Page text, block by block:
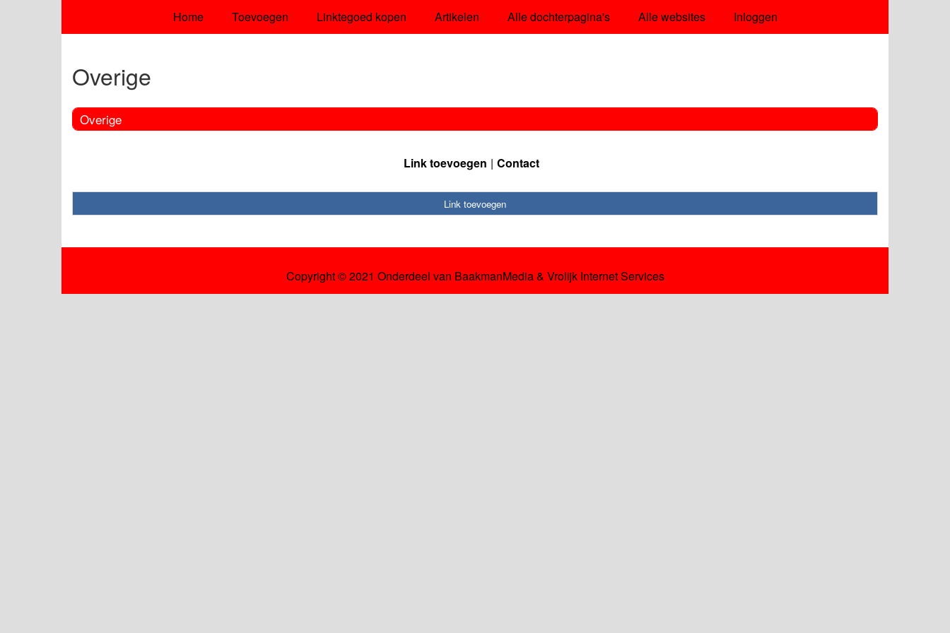
Home Toevoegen Linktegoed kopen Artikelen Alle dochterpagina's Alle websites Inloggen
Overige
Overige
Link toevoegen Contact
Link toevoegen
Copyright © 2021 Onderdeel van BaakmanMedia& Vrolijk Internet Services